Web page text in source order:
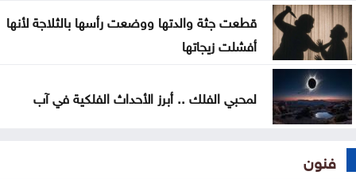
قطعت جثة والدتها ووضعت رأسها بالثلاجة لأنها
أفشلت زيجاتها
لمحبي الفلك .. أبرز الأحداث الفلكية في آب
فنون